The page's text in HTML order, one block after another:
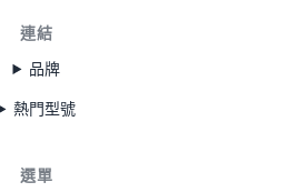
連結
品牌
熱門型號
選單